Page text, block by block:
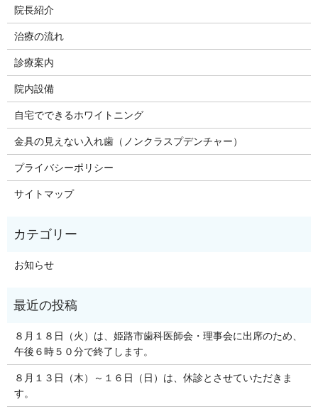
院長紹介
治療の流れ
診療案内
院内設備
自宅でできるホワイトニング
金具の見えない入れ歯（ノンクラスプデンチャー）
プライバシーポリシー
サイトマップ
お知らせ
８月１８日（火）は、姫路市歯科医師会・理事会に出席のため、
午後６時５０分で終了します。
８月１３日（木）～１６日（日）は、休診とさせていただきま
す。